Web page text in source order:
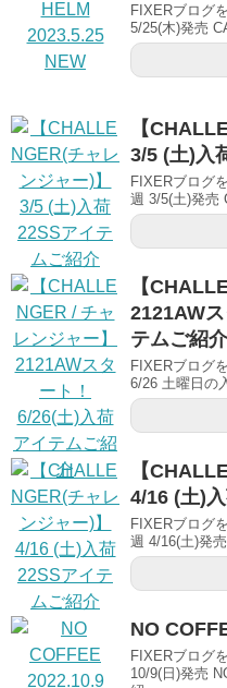
FIXERブログ
5/25(木)発売
【
3/5 (土)入
FIXERブログ
週 3/5(土)発売
【
2121AW
テムご紹介
FIXERブログ
6/26 土曜日の
【
4/16 (土)
FIXERブログ
週 4/16(土)発
NO
FIXERブログ
10/9(日)発売